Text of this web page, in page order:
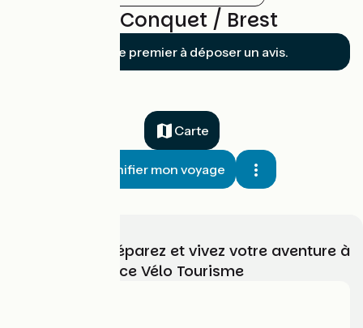
Avis sur Le Conquet / Brest
Soyez le premier à déposer un avis.
Carte
Planifier mon voyage
Choisissez, préparez et vivez votre aventure à
vélo avec France Vélo Tourisme